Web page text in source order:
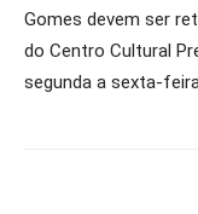
Gomes devem ser
do Centro Cultural
segunda a sexta-